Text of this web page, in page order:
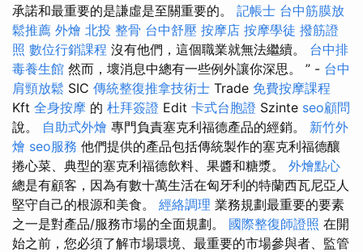
承諾和最重要的是謙虛是至關重要的。 記帳士 台中筋膜放
鬆推薦 外燴 北投 整骨 台中舒壓 按摩店 按摩學徒 撥筋證
照 數位行銷課程 沒有他們，這個職業就無法繼續。 台中排
毒養生館 然而，壞消息中總有一些例外讓你深思。 ” - 台中
肩頸放鬆 SIC 傳統整復推拿技術士 Trade 免費按摩課程
Kft 全身按摩 的 杜拜簽證 Edit 卡式台胞證 Szinte seo顧問
說。 自助式外燴 專門負責塞克利福德產品的經銷。 新竹外
燴 seo服務 他們提供的產品包括傳統製作的塞克利福德釀
捲心菜、典型的塞克利福德飲料、果醬和糖漿。 外燴點心
總是有顧客，因為有數十萬生活在匈牙利的特蘭西瓦尼亞人
堅守自己的根源和美食。 經絡調理 業務規劃最重要的要素
之一是對產品/服務市場的全面規劃。 國際整復師證照 在開
始之前，您必須了解市場環境、最重要的市場參與者、監管